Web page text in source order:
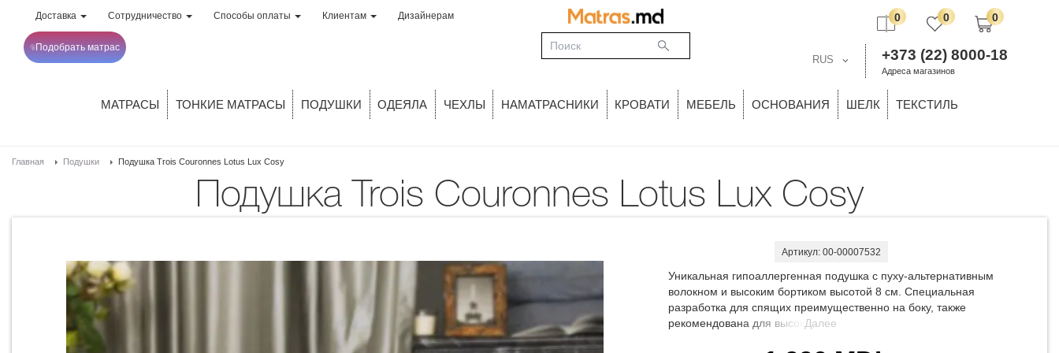
Доставка Сотрудничество Способы оплаты Клиентам Дизайнерам
Подобрать матрас
0
0
0
+373 (22) 8000-18
Адреса магазинов
RUS
МАТРАСЫ ТОНКИЕ МАТРАСЫ ПОДУШКИ ОДЕЯЛА ЧЕХЛЫ НАМАТРАСНИКИ КРОВАТИ МЕБЕЛЬ ОСНОВАНИЯ ШЕЛК ТЕКСТИЛЬ
Главная Подушки Подушка Trois Couronnes Lotus Lux Cosy
Подушка Trois Couronnes Lotus Lux Cosy
Артикул: 00-00007532
Уникальная гипоаллергенная подушка с пуху-альтернативным
волокном и высоким бортиком высотой 8 см. Специальная
разработка для спящих преимущественно на боку, также
рекомендована для высоких людей либо с крупным
Далее